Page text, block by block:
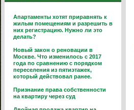
Апартаменты хотят приравнять к
жилым помещениям и разрешить в
них регистрацию. Нужно ли это
делать?
Новый закон о реновации в
Москве. Что изменилось с 2017
года по сравнению с порядком
переселения из пятиэтажек,
который действовал ранее.
Признание права собственности
на квартиру через суд